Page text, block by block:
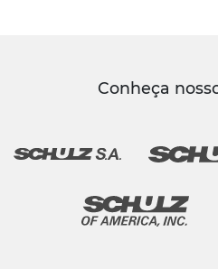
Conheça